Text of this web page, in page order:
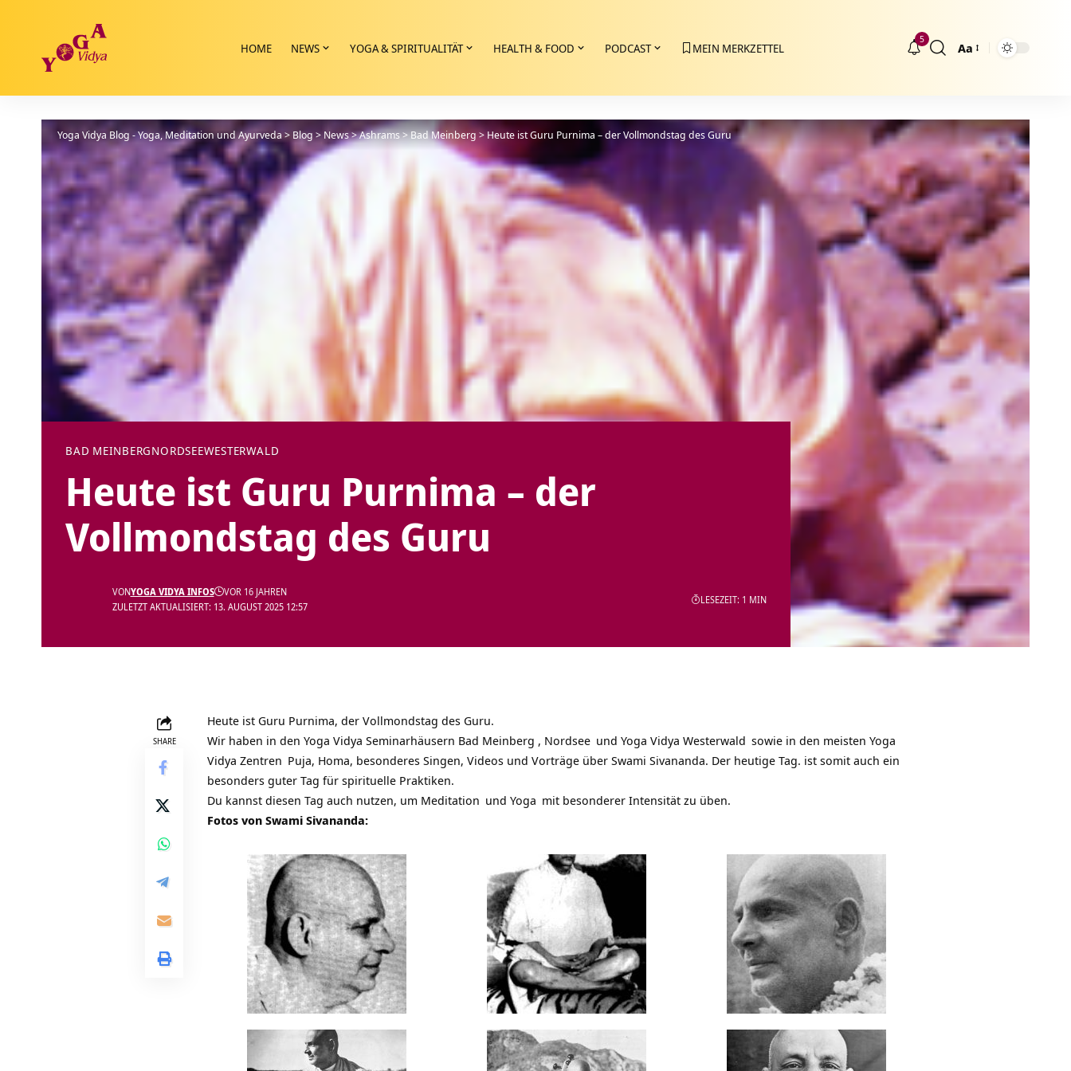
HOME NEWS YOGA & SPIRITUALITÄT HEALTH & FOOD PODCAST MEIN MERKZETTEL
5
Größenänderung
Aa
Yoga Vidya Blog - Yoga, Meditation und Ayurveda > Blog>News>Ashrams>Bad Meinberg>Heute ist Guru Purnima – der Vollmondstag des Guru
BAD MEINBERGNORDSEEWESTERWALD
Heute ist Guru Purnima – der
Vollmondstag des Guru
ZULETZT AKTUALISIERT: 13. AUGUST 2025 12:57
VONYOGA VIDYA INFOS VOR 16 JAHREN
LESEZEIT: 1 MIN
SHARE
Heute ist Guru Purnima, der Vollmondstag des Guru.
Wir haben in den Yoga Vidya Seminarhäusern Bad Meinberg , Nordsee und Yoga Vidya Westerwald sowie in den meisten Yoga
Vidya Zentren Puja, Homa, besonderes Singen, Videos und Vorträge über Swami Sivananda. Der heutige Tag. ist somit auch ein
besonders guter Tag für spirituelle Praktiken.
Du kannst diesen Tag auch nutzen, um Meditation und Yoga mit besonderer Intensität zu üben.
Fotos von Swami Sivananda: